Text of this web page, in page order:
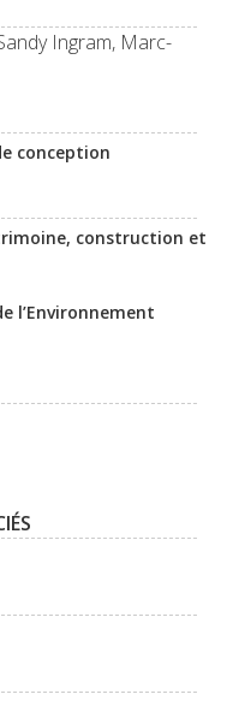
Ingram, Marc-
conception
construction et
l’Environnement